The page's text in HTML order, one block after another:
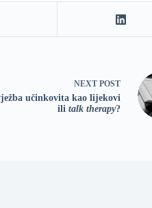
NEXT POST
učinkovita kao lijekovi
ili talk therapy?